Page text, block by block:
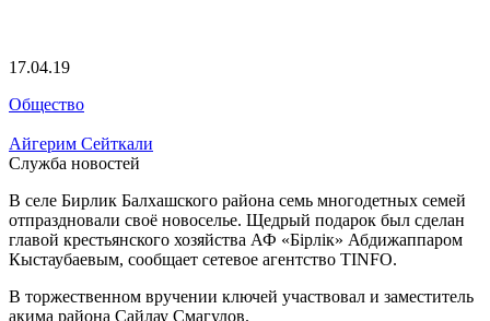
17.04.19
Общество
Айгерим Сейткали
Служба новостей
В селе Бирлик Балхашского района семь многодетных семей
отпраздновали своё новоселье. Щедрый подарок был сделан
главой крестьянского хозяйства АФ «Бірлік» Абдижаппаром
Кыстаубаевым, сообщает сетевое агентство TINFO.
В торжественном вручении ключей участвовал и заместитель
акима района Сайлау Смагулов.